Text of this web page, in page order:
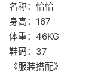
名称：恰恰
身高：167
体重：46KG
鞋码：37
《服装搭配》